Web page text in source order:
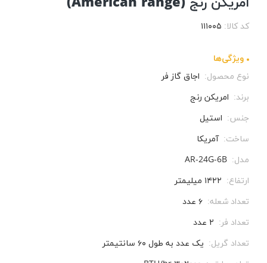
کد کالا: ۱۱۱۰۰۵
ویژگی‌ها
نوع محصول: اجاق گاز فر
برند: امریکن رنج
جنس: استیل
ساخت: آمریکا
مدل: AR-24G-6B
ارتفاع: ۱۴۲۲ میلیمتر
تعداد شعله: ۶ عدد
تعداد فر: ۲ عدد
تعداد گریل: یک عدد به طول ۶۰ سانتیمتر